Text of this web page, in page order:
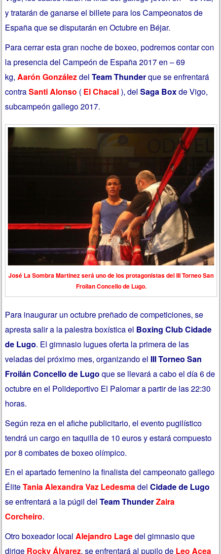
y tratarán de ganarse el billete para los Campeonatos de
España que se disputarán en Octubre en Béjar.
Para cerrar esta gran noche de boxeo, podremos contar con
la presencia del Campeón de España 2017 en – 69
kg,Aarón GonzálezdelTeam Thunderque se enfrentará
contraSanti Alonso ( El Chacal), delSaga Boxde Vigo,
subcampeón gallego 2017.
José La Sombra Martinez será uno de los protagonistas del III Torneo San
Froilan Concello de Lugo.
Para inaugurar un octubre preñado de competiciones, se
apresta salir a la palestra boxística el Boxing Club Cidade
de Lugo. El gimnasio lugues oferta la primera de las
veladas del próximo mes, organizando el III Torneo San
Froilán Concello de Lugo que se llevará a cabo el día 6 de
octubre en el Polideportivo El Palomar a partir de las 22:30
horas.
Según reza en el afiche publicitario, el evento pugilístico
tendrá un cargo en taquilla de 10 euros y estará compuesto
por 8 combates de boxeo olímpico.
En el apartado femenino la finalista del campeonato gallego
ÉliteTania Alexandra Vaz LedesmadelCidade de Lugo
se enfrentará a la púgil delTeam ThunderZaira
Corcheiro.
Otro boxeador localAlejandro Lagedel gimnasio que
dirige Rocky Álvarez, se enfrentará al pupilo de Leo Acea